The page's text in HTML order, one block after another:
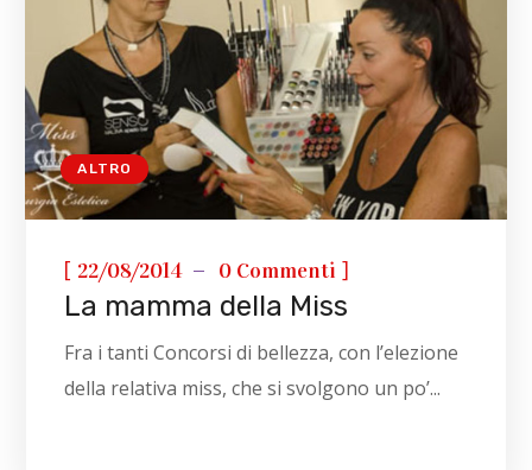
ALTRO
[ 22/08/2014 0 Commenti ]
La mamma della Miss
Fra i tanti Concorsi di bellezza, con l’elezione
della relativa miss, che si svolgono un po’...